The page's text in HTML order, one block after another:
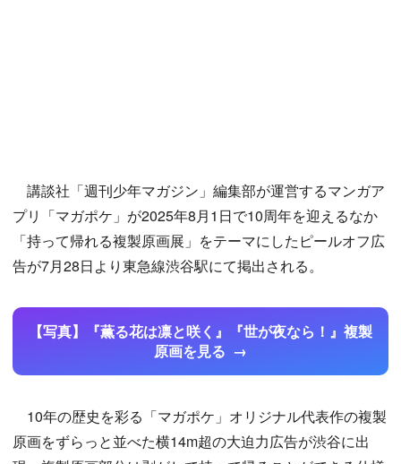
講談社「週刊少年マガジン」編集部が運営するマンガア
プリ「マガポケ」が2025年8月1日で10周年を迎えるなか
「持って帰れる複製原画展」をテーマにしたピールオフ広
告が7月28日より東急線渋谷駅にて掲出される。
【写真】『薫る花は凛と咲く』『世が夜なら！』複製
原画を見る
10年の歴史を彩る「マガポケ」オリジナル代表作の複製
原画をずらっと並べた横14m超の大迫力広告が渋谷に出